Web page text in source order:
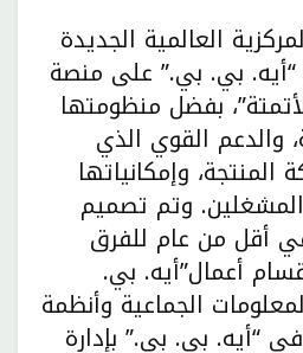
العالمية الجديدة
“أيه. بي. بي.” على منصة
بفضل منظومتها
والدعم القوي الذي
وإمكانياتها
وتم تصميم
أقل من عام للفرق
أعمال”أيه. بي.
الجماعية وأنظمة
“أيه. بي. بي.” بإدارة